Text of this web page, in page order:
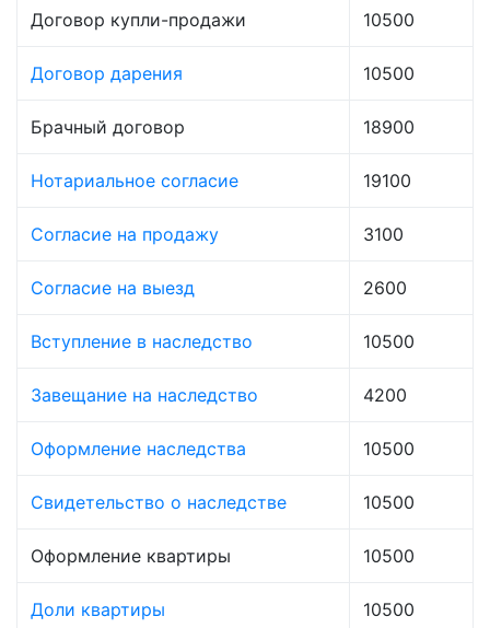
Договор купли-продажи 10500
Договор дарения 10500
Брачный договор 18900
Нотариальное согласие 19100
Согласие на продажу 3100
Согласие на выезд 2600
Вступление в наследство 10500
Завещание на наследство 4200
Оформление наследства 10500
Свидетельство о наследстве 10500
Оформление квартиры 10500
Доли квартиры 10500